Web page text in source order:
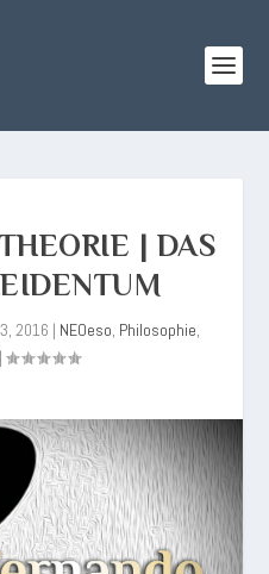
| DAS
2016 | NEOeso, Philosophie,
|